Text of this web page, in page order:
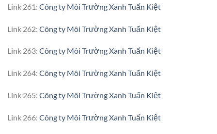
Link 261: Công ty Môi Trường Xanh Tuấn Kiệt
Link 262: Công ty Môi Trường Xanh Tuấn Kiệt
Link 263: Công ty Môi Trường Xanh Tuấn Kiệt
Link 264: Công ty Môi Trường Xanh Tuấn Kiệt
Link 265: Công ty Môi Trường Xanh Tuấn Kiệt
Link 266: Công ty Môi Trường Xanh Tuấn Kiệt